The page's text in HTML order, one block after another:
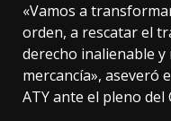
«Vamos a
orden, a rescatar el
derecho inalienable
mercancía», aseveró
ATY ante el pleno del